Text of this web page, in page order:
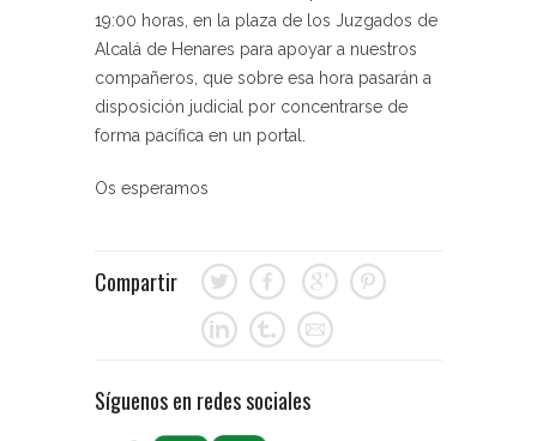
19:00 horas, en la plaza de los Juzgados de
Alcalá de Henares para apoyar a nuestros
compañeros, que sobre esa hora pasarán a
disposición judicial por concentrarse de
forma pacífica en un portal.
Os esperamos
Compartir
Síguenos en redes sociales